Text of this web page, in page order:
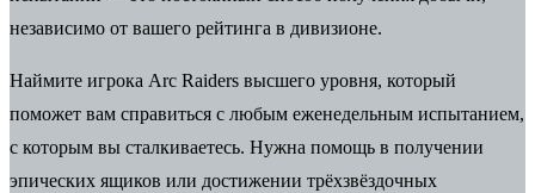
независимо от вашего рейтинга в дивизионе.
Наймите игрока Arc Raiders высшего уровня, который
поможет вам справиться с любым еженедельным испытанием,
с которым вы сталкиваетесь. Нужна помощь в получении
эпических ящиков или достижении трёхзвёздочных